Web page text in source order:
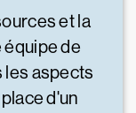
et la
équipe de
les aspects
d'un